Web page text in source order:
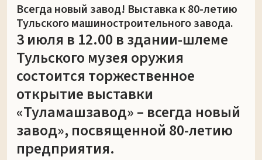
Всегда новый завод! Выставка к 80-летию
Тульского машиностроительного завода.
3 июля в 12.00 в здании-шлеме
Тульского музея оружия
состоится торжественное
открытие выставки
«Туламашзавод» – всегда новый
завод», посвященной 80-летию
предприятия.